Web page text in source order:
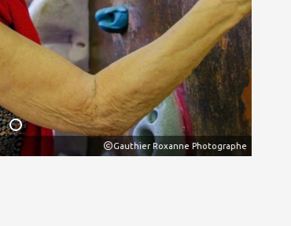
Gauthier Roxanne Photographe